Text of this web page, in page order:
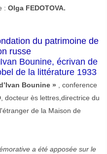
: Olga FEDOTOVA.
du patrimoine de
russe
Bounine, écrivan de
de la littérature 1933
Bounine » , conference
, docteur ès lettres,directrice du
de la Maison de
a été apposée sur le